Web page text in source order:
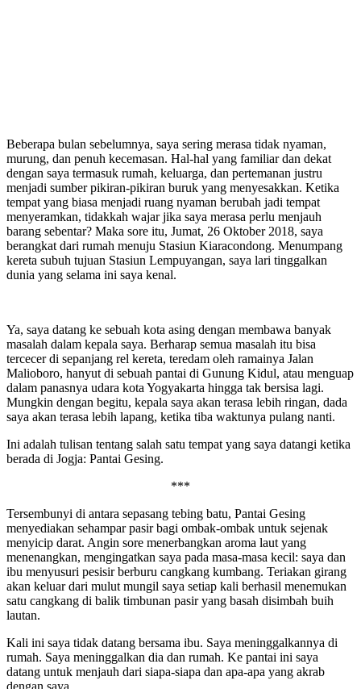
Beberapa bulan sebelumnya, saya sering merasa tidak nyaman,
murung, dan penuh kecemasan. Hal-hal yang familiar dan dekat
dengan saya termasuk rumah, keluarga, dan pertemanan justru
menjadi sumber pikiran-pikiran buruk yang menyesakkan. Ketika
tempat yang biasa menjadi ruang nyaman berubah jadi tempat
menyeramkan, tidakkah wajar jika saya merasa perlu menjauh
barang sebentar? Maka sore itu, Jumat, 26 Oktober 2018, saya
berangkat dari rumah menuju Stasiun Kiaracondong. Menumpang
kereta subuh tujuan Stasiun Lempuyangan, saya lari tinggalkan
dunia yang selama ini saya kenal.
Ya, saya datang ke sebuah kota asing dengan membawa banyak
masalah dalam kepala saya. Berharap semua masalah itu bisa
tercecer di sepanjang rel kereta, teredam oleh ramainya Jalan
Malioboro, hanyut di sebuah pantai di Gunung Kidul, atau menguap
dalam panasnya udara kota Yogyakarta hingga tak bersisa lagi.
Mungkin dengan begitu, kepala saya akan terasa lebih ringan, dada
saya akan terasa lebih lapang, ketika tiba waktunya pulang nanti.
Ini adalah tulisan tentang salah satu tempat yang saya datangi ketika
berada di Jogja: Pantai Gesing.
***
Tersembunyi di antara sepasang tebing batu, Pantai Gesing
menyediakan sehampar pasir bagi ombak-ombak untuk sejenak
menyicip darat. Angin sore menerbangkan aroma laut yang
menenangkan, mengingatkan saya pada masa-masa kecil: saya dan
ibu menyusuri pesisir berburu cangkang kumbang. Teriakan girang
akan keluar dari mulut mungil saya setiap kali berhasil menemukan
satu cangkang di balik timbunan pasir yang basah disimbah buih
lautan.
Kali ini saya tidak datang bersama ibu. Saya meninggalkannya di
rumah. Saya meninggalkan dia dan rumah. Ke pantai ini saya
datang untuk menjauh dari siapa-siapa dan apa-apa yang akrab
dengan saya.